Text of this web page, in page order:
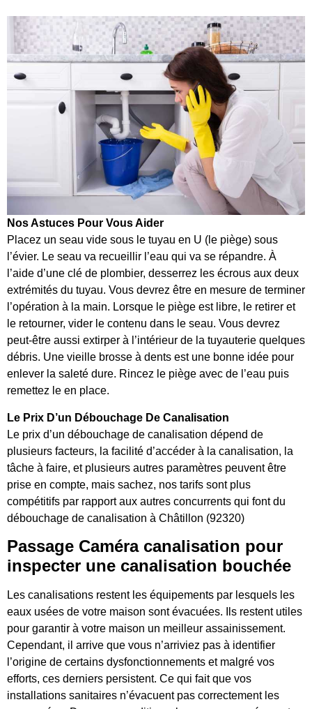
Nos Astuces Pour Vous Aider
Placez un seau vide sous le tuyau en U (le piège) sous
l’évier. Le seau va recueillir l’eau qui va se répandre. À
l’aide d’une clé de plombier, desserrez les écrous aux deux
extrémités du tuyau. Vous devrez être en mesure de terminer
l’opération à la main. Lorsque le piège est libre, le retirer et
le retourner, vider le contenu dans le seau. Vous devrez
peut-être aussi extirper à l’intérieur de la tuyauterie quelques
débris. Une vieille brosse à dents est une bonne idée pour
enlever la saleté dure. Rincez le piège avec de l’eau puis
remettez le en place.
Le Prix D’un Débouchage De Canalisation
Le prix d’un débouchage de canalisation dépend de
plusieurs facteurs, la facilité d’accéder à la canalisation, la
tâche à faire, et plusieurs autres paramètres peuvent être
prise en compte, mais sachez, nos tarifs sont plus
compétitifs par rapport aux autres concurrents qui font du
débouchage de canalisation à Châtillon (92320)
Passage Caméra canalisation pour
inspecter une canalisation bouchée
Les canalisations restent les équipements par lesquels les
eaux usées de votre maison sont évacuées. Ils restent utiles
pour garantir à votre maison un meilleur assainissement.
Cependant, il arrive que vous n’arriviez pas à identifier
l’origine de certains dysfonctionnements et malgré vos
efforts, ces derniers persistent. Ce qui fait que vos
installations sanitaires n’évacuent pas correctement les